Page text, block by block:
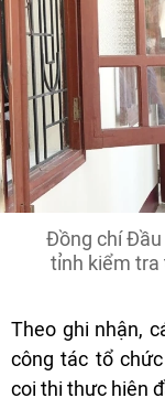
Đồng chí Đầu
tỉnh kiểm tra
Theo ghi nhận,
công tác tổ
coi thi thực hiện